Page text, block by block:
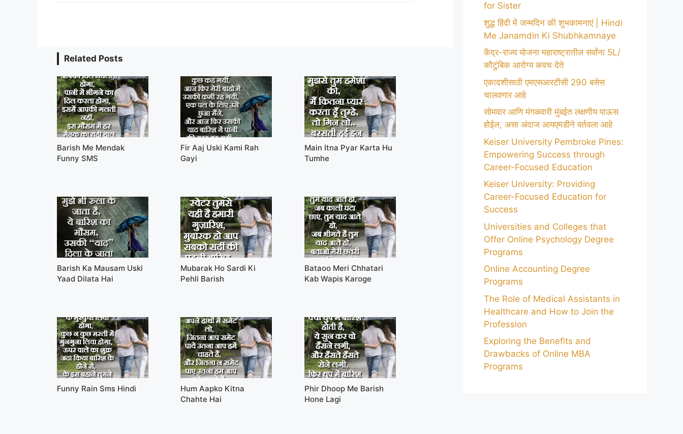
Related Posts
Barish Me Mendak
Funny SMS
Fir Aaj Uski Kami Rah
Gayi
Main Itna Pyar Karta Hu
Tumhe
Barish Ka Mausam Uski
Yaad Dilata Hai
Mubarak Ho Sardi Ki
Pehli Barish
Bataoo Meri Chhatari
Kab Wapis Karoge
Funny Rain Sms Hindi
Hum Aapko Kitna
Chahte Hai
Phir Dhoop Me Barish
Hone Lagi
for Sister
शुद्ध हिंदी में जन्मदिन की शुभकामनाएं | Hindi
Me Janamdin Ki Shubhkamnaye
केंद्र-राज्य योजना महाराष्ट्रातील सर्वांना 5L/
कौटुंबिक आरोग्य कवच देते
एकादशीसाठी एमएसआरटीसी 290 बसेस
चालवणार आहे
सोमवार आणि मंगळवारी मुंबईत लक्षणीय पाऊस
होईल, असा अंदाज आयएमडीने वर्तवला आहे
Keiser University Pembroke Pines:
Empowering Success through
Career-Focused Education
Keiser University: Providing
Career-Focused Education for
Success
Universities and Colleges that
Offer Online Psychology Degree
Programs
Online Accounting Degree
Programs
The Role of Medical Assistants in
Healthcare and How to Join the
Profession
Exploring the Benefits and
Drawbacks of Online MBA
Programs